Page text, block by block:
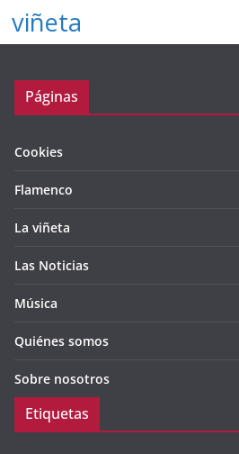
viñeta
Páginas
Cookies
Flamenco
La viñeta
Las Noticias
Música
Quiénes somos
Sobre nosotros
Etiquetas